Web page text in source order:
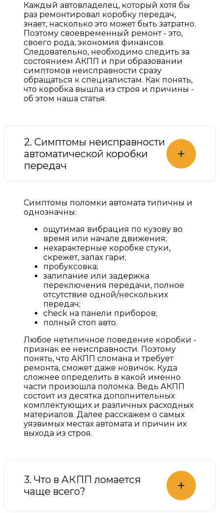
Каждый автовладелец, который хотя бы
раз ремонтировал коробку передач,
знает, насколько это может быть затратно.
Поэтому своевременный ремонт - это,
своего рода, экономия финансов.
Следовательно, необходимо следить за
состоянием АКПП и при образовании
симптомов неисправности сразу
обращаться к специалистам. Как понять,
что коробка вышла из строя и причины -
об этом наша статья.
2. Симптомы неисправности
автоматической коробки
передач
+
Симптомы поломки автомата типичны и
однозначны:
ощутимая вибрация по кузову во
время или начале движения;
нехарактерные коробке стуки,
скрежет, запах гари;
пробуксовка;
залипание или задержка
переключения передачи, полное
отсутствие одной/нескольких
передач;
check на панели приборов;
полный стоп авто.
Любое нетипичное поведение коробки -
признак ее неисправности. Поэтому
понять, что АКПП сломана и требует
ремонта, сможет даже новичок. Куда
сложнее определить в какой именно
части произошла поломка. Ведь АКПП
состоит из десятка дополнительных
комплектующих и различных расходных
материалов. Далее расскажем о самых
уязвимых местах автомата и причин их
выхода из строя.
3. Что в АКПП ломается
чаще всего?
+